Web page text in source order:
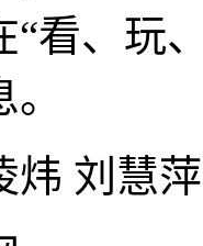
“看、玩
刘慧萍